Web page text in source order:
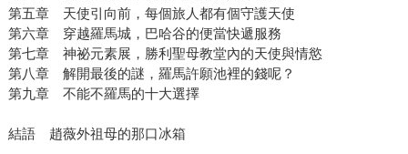
說，他其實是在呈現一件事：「親情的力量比愛情大」。而
在這以後，倪克還會繼續活在張國立的小說裡，他計畫以倪
克為主角開始寫偵探推理，「我每年讀一百多本書，讀書時
間遠超過寫作時間。」讀書讀多了，張國立知道自己最愛什
麼，比方大量獨白的保羅奧斯特，或者「提醒我不要忘了讀
兒》。 說到風格，張國立的風格簡單講，就是受不了嚴肅，
第五章 天使引向前，每個旅人都有個守護天使
第六章 穿越羅馬城，巴哈谷的便當快遞服務
第七章 神祕元素展，勝利聖母教堂內的天使與情慾
第八章 解開最後的謎，羅馬許願池裡的錢呢？
第九章 不能不羅馬的十大選擇
結語 趙薇外祖母的那口冰箱